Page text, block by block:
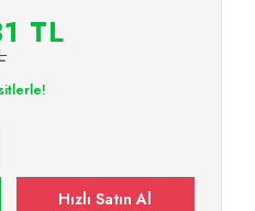
TL
Hızlı Satın Al